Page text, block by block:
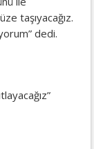
taşıyacağız.
dedi.